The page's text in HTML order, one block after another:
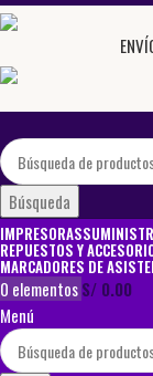
Búsqueda
IMPRESORAS
REPUESTOS Y
MARCADORES DE
0 elementosS/ 0.00
Menú